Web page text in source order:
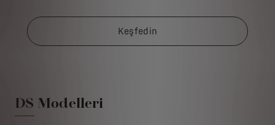
Keşfedin
DS Modelleri